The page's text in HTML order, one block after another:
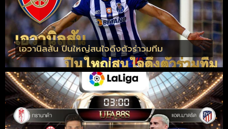
เอวานิลสัน ปืนใหญ่สนใจดึงตัวร่าวมทีม